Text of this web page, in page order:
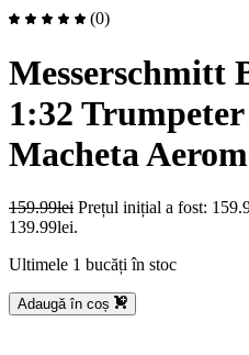
(0)
Messerschmitt
1:32
Macheta
159.99lei Prețul inițial a fost:
139.99lei.
Ultimele 1 bucăți în stoc
Adaugă în coș